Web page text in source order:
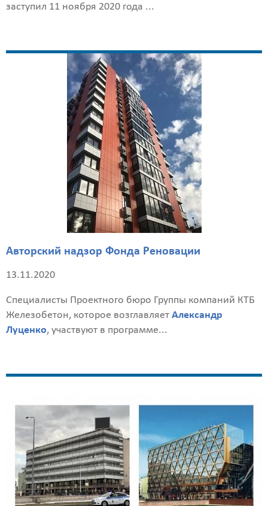
заступил 11 ноября 2020 года ...
Авторский надзор Фонда Реновации
13.11.2020
Специалисты Проектного бюро Группы компаний КТБ
Железобетон, которое возглавляет Александр
Луценко, участвуют в программе...
Калькулятор
расчёта
стоимости
работ
Вид
работ
?
Площадь
?
здания
?
работ
0
р
Стоимость